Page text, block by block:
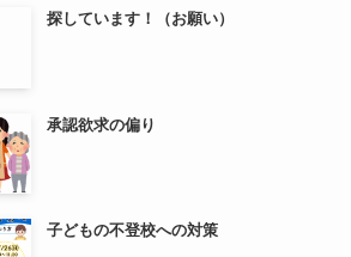
探しています！（お願い）
承認欲求の偏り
子どもの不登校への対策